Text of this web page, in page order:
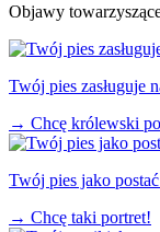
Objawy
Twój pies zasługuje
→ Chcę królewski
Twój pies jako
→ Chcę taki portret!